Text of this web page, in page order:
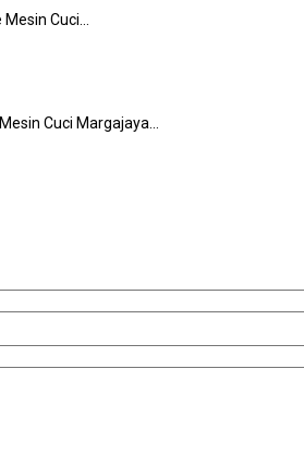
Cuci…
Cuci Margajaya…